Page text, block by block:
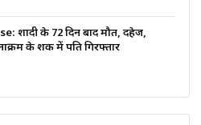
शादी के 72 दिन बाद मौत, दहेज,
के शक में पति गिरफ्तार